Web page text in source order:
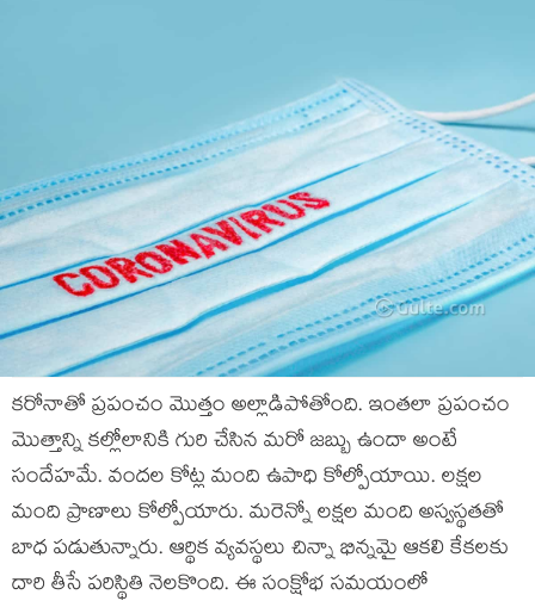
కరోనాతో ప్రపంచం మొత్తం అల్లాడిపోతోంది. ఇంతలా ప్రపంచం
మొత్తాన్ని కల్లోలానికి గురి చేసిన మరో జబ్బు ఉందా అంటే
సందేహమే. వందల కోట్ల మంది ఉపాధి కోల్పోయాయి. లక్షల
మంది ప్రాణాలు కోల్పోయారు. మరెన్నో లక్షల మంది అస్వస్థతతో
బాధ పడుతున్నారు. ఆర్థిక వ్యవస్థలు చిన్నా భిన్నమై ఆకలి కేకలకు
దారి తీసే పరిస్థితి నెలకొంది. ఈ సంక్షోభ సమయంలో